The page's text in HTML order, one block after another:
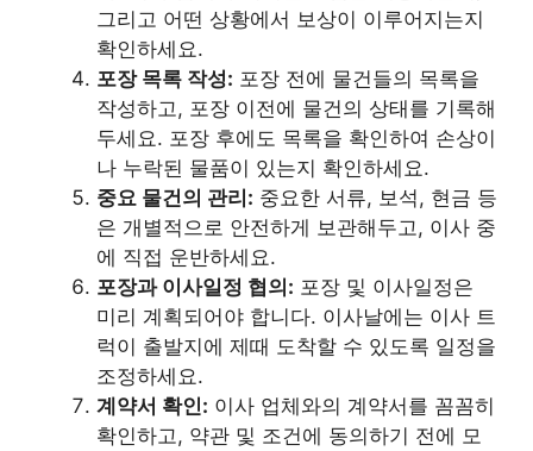
그리고 어떤 상황에서 보상이 이루어지는지
확인하세요.
포장 목록 작성: 포장 전에 물건들의 목록을
작성하고, 포장 이전에 물건의 상태를 기록해
두세요. 포장 후에도 목록을 확인하여 손상이
나 누락된 물품이 있는지 확인하세요.
중요 물건의 관리: 중요한 서류, 보석, 현금 등
은 개별적으로 안전하게 보관해두고, 이사 중
에 직접 운반하세요.
포장과 이사일정 협의: 포장 및 이사일정은
미리 계획되어야 합니다. 이사날에는 이사 트
럭이 출발지에 제때 도착할 수 있도록 일정을
조정하세요.
계약서 확인: 이사 업체와의 계약서를 꼼꼼히
확인하고, 약관 및 조건에 동의하기 전에 모